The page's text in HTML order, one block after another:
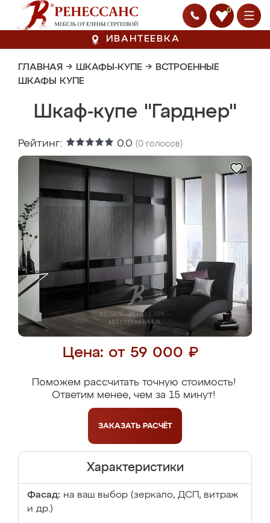
0
ИВАНТЕЕВКА
ГЛАВНАЯ → ШКАФЫ-КУПЕ → ВСТРОЕННЫЕ
ШКАФЫ КУПЕ
Шкаф-купе "Гарднер"
Рейтинг: 0.0 (0 голосов)
Цена: от 59 000 ₽
Поможем рассчитать точную стоимость!
Ответим менее, чем за 15 минут!
ЗАКАЗАТЬ РАСЧЁТ
Характеристики
Фасад: на ваш выбор (зеркало, ДСП, витраж
и др.)